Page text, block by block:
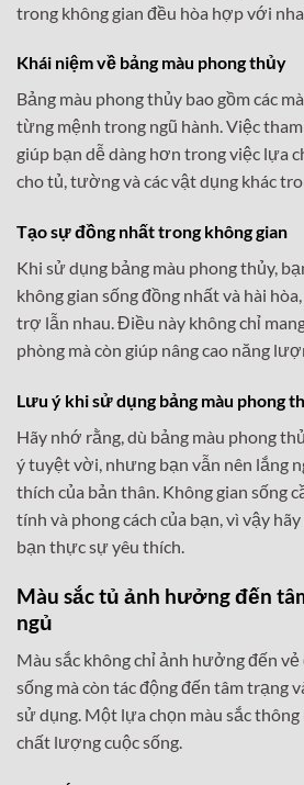
trong không gian đều hòa hợp với
Khái niệm về bảng màu phong thủy
Bảng màu phong thủy bao gồm các
từng mệnh trong ngũ hành. Việc
giúp bạn dễ dàng hơn trong việc lựa
cho tủ, tường và các vật dụng khác
Tạo sự đồng nhất trong không gian
Khi sử dụng bảng màu phong thủy,
không gian sống đồng nhất và hài
trợ lẫn nhau. Điều này không chỉ
phòng mà còn giúp nâng cao năng
Lưu ý khi sử dụng bảng màu phong
Hãy nhớ rằng, dù bảng màu phong
ý tuyệt vời, nhưng bạn vẫn nên lắng
thích của bản thân. Không gian sống
tính và phong cách của bạn, vì vậy
bạn thực sự yêu thích.
Màu sắc tủ ảnh hưởng đến
ngủ
Màu sắc không chỉ ảnh hưởng đến vẻ
sống mà còn tác động đến tâm trạng
sử dụng. Một lựa chọn màu sắc
chất lượng cuộc sống.